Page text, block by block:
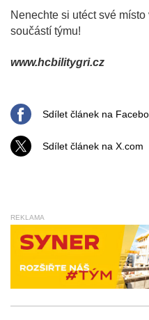
Nenechte si utéct své
součástí týmu!
www.hcbilitygri.cz
Sdílet článek na
Sdílet článek na X.com
REKLAMA